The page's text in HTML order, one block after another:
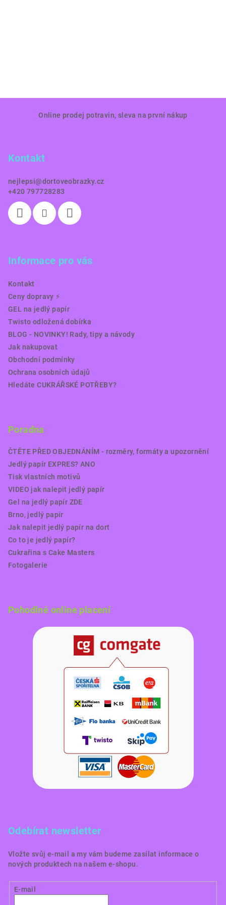
Online prodej potravin, sleva na první nákup
Kontakt
nejlepsi@dortoveobrazky.cz
+420 797728283
Informace pro vás
Kontakt
Ceny dopravy ⚡️
GEL na jedlý papír
Twisto odložená dobírka
BLOG - NOVINKY! Rady, tipy a návody
Jak nakupovat
Obchodní podmínky
Ochrana osobních údajů
Hledáte CUKRÁŘSKÉ POTŘEBY?
Poradna
ČTĚTE PŘED OBJEDNÁNÍM - rozměry, formáty a upozornění
Jedlý papír EXPRES? ANO
Tisk vlastních motivů
VIDEO jak nalepit jedlý papír
Gel na jedlý papír ZDE
Brno, jedlý papír
Jak nalepit jedlý papír na dort
Co to je jedlý papír?
Cukrařina s Cake Masters
Fotogalerie
Pohodlné online placení
Odebírat newsletter
Vložte svůj e-mail a my vám budeme zasílat informace o
nových produktech na našem e-shopu.
E-mail